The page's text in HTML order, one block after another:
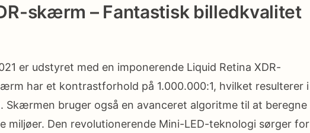
skærm – Fantastisk billedkvalitet
er udstyret med en imponerende Liquid Retina XDR-
har et kontrastforhold på 1.000.000:1, hvilket resulterer i
Skærmen bruger også en avanceret algoritme til at beregne
miljøer. Den revolutionerende Mini-LED-teknologi sørger for